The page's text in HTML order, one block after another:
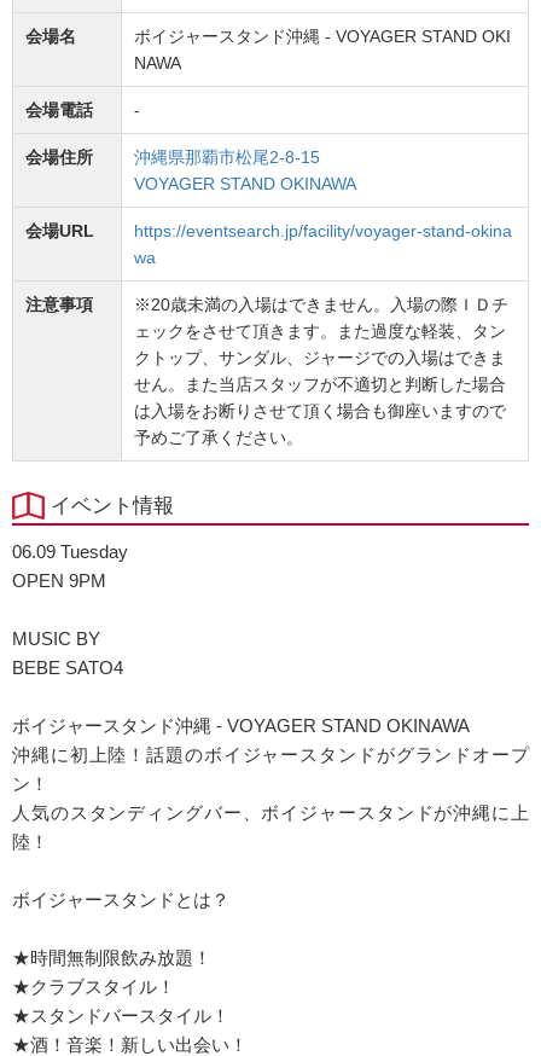
会場名
ボイジャースタンド沖縄 - VOYAGER STAND OKI
NAWA
会場電話 -
会場住所
沖縄県那覇市松尾2-8-15
VOYAGER STAND OKINAWA
会場URL
https://eventsearch.jp/facility/voyager-stand-okina
wa
注意事項
※20歳未満の入場はできません。入場の際ＩＤチ
ェックをさせて頂きます。また過度な軽装、タン
クトップ、サンダル、ジャージでの入場はできま
せん。また当店スタッフが不適切と判断した場合
は入場をお断りさせて頂く場合も御座いますので
予めご了承ください。
イベント情報
06.09 Tuesday
OPEN 9PM
MUSIC BY
BEBE SATO4
ボイジャースタンド沖縄 - VOYAGER STAND OKINAWA
沖縄に初上陸！話題のボイジャースタンドがグランドオープ
ン！
人気のスタンディングバー、ボイジャースタンドが沖縄に上
陸！
ボイジャースタンドとは？
★時間無制限飲み放題！
★クラブスタイル！
★スタンドバースタイル！
★酒！音楽！新しい出会い！